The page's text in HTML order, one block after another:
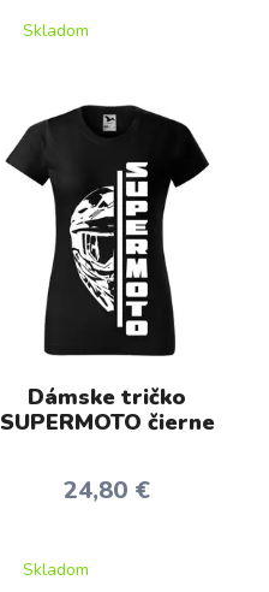
Skladom
Dámske tričko
SUPERMOTO čierne
24,80 €
Skladom